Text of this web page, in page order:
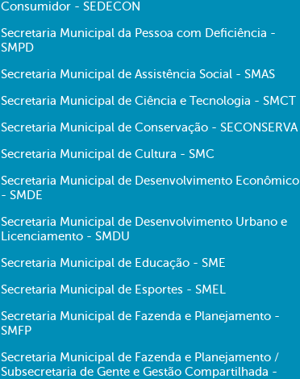
Consumidor - SEDECON
Secretaria Municipal da Pessoa com Deficiência -
SMPD
Secretaria Municipal de Assistência Social - SMAS
Secretaria Municipal de Ciência e Tecnologia - SMCT
Secretaria Municipal de Conservação - SECONSERVA
Secretaria Municipal de Cultura - SMC
Secretaria Municipal de Desenvolvimento Econômico
- SMDE
Secretaria Municipal de Desenvolvimento Urbano e
Licenciamento - SMDU
Secretaria Municipal de Educação - SME
Secretaria Municipal de Esportes - SMEL
Secretaria Municipal de Fazenda e Planejamento -
SMFP
Secretaria Municipal de Fazenda e Planejamento /
Subsecretaria de Gente e Gestão Compartilhada -